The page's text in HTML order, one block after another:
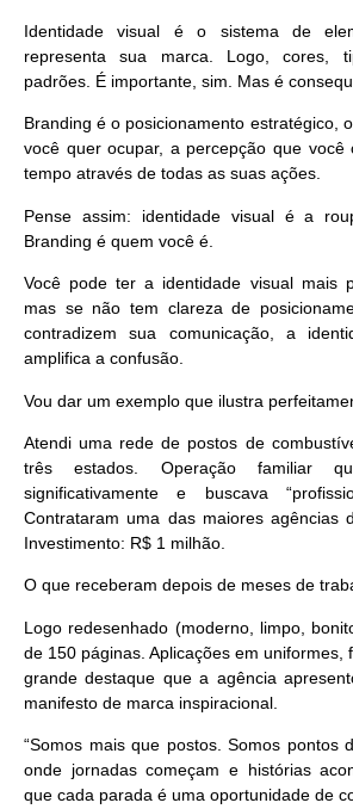
Identidade visual é o sistema de
representa sua marca. Logo, cores,
padrões. É importante , sim. Mas é
Branding é o posicionamento estratégico,
você quer ocupar, a percepção que você
tempo através de todas as suas ações.
Pense assim: identidade visual é a
Branding é quem você é.
Você pode ter a identidade visual mais
mas se não tem clareza de
contradizem sua comunicação, a
amplifica a confusão.
Vou dar um exemplo que ilustra
Atendi uma rede de postos de
três estados. Operação familiar
significativamente e buscava
Contrataram uma das maiores agências
Investimento: R$ 1 milhão
O que receberam depois de meses de
Logo redesenhado (moderno, limpo,
de 150 páginas. Aplicações em uniformes,
grande destaque que a agência
manifesto de marca inspiracional.
“Somos mais que postos. Somos pontos
onde jornadas começam e histórias
que cada parada é uma oportunidade de